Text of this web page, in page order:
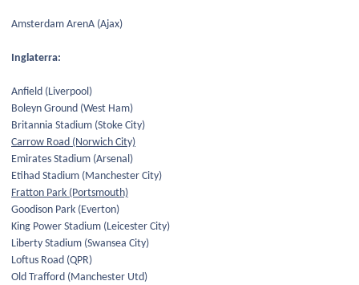
Amsterdam ArenA (Ajax)
Inglaterra:
Anfield (Liverpool)
Boleyn Ground (West Ham)
Britannia Stadium (Stoke City)
Carrow Road (Norwich City)
Emirates Stadium (Arsenal)
Etihad Stadium (Manchester City)
Fratton Park (Portsmouth)
Goodison Park (Everton)
King Power Stadium (Leicester City)
Liberty Stadium (Swansea City)
Loftus Road (QPR)
Old Trafford (Manchester Utd)